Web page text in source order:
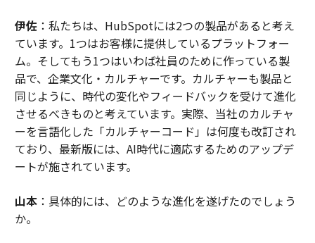
伊佐：私たちは、HubSpotには2つの製品があると考え
ています。1つはお客様に提供しているプラットフォー
ム。そしてもう1つはいわば社員のために作っている製
品で、企業文化・カルチャーです。カルチャーも製品と
同じように、時代の変化やフィードバックを受けて進化
させるべきものと考えています。実際、当社のカルチャ
ーを言語化した「カルチャーコード」は何度も改訂され
ており、最新版には、AI時代に適応するためのアップデ
ートが施されています。
山本：具体的には、どのような進化を遂げたのでしょう
か。